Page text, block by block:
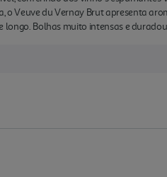
o Veuve du Vernay Brut apresenta
longo. Bolhas muito intensas e